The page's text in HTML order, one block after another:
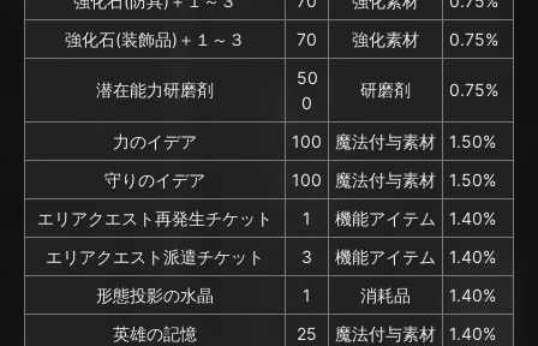
強化石(装飾品)＋１～３
70 強化素材 0.75%
潜在能力研磨剤
50
0
研磨剤 0.75%
力のイデア 100 魔法付与素材
1.50%
守りのイデア
100 魔法付与素材
1.50%
エリアクエスト再発生チケット
1 機能アイテム
1.40%
エリアクエスト派遣チケット
3 機能アイテム
1.40%
形態投影の水晶
1 消耗品
1.40%
英雄の記憶
25 魔法付与素材
1.40%